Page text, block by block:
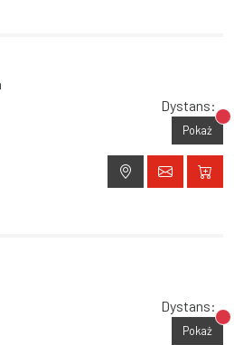
Dystans:
Pokaż
Dystans:
Pokaż